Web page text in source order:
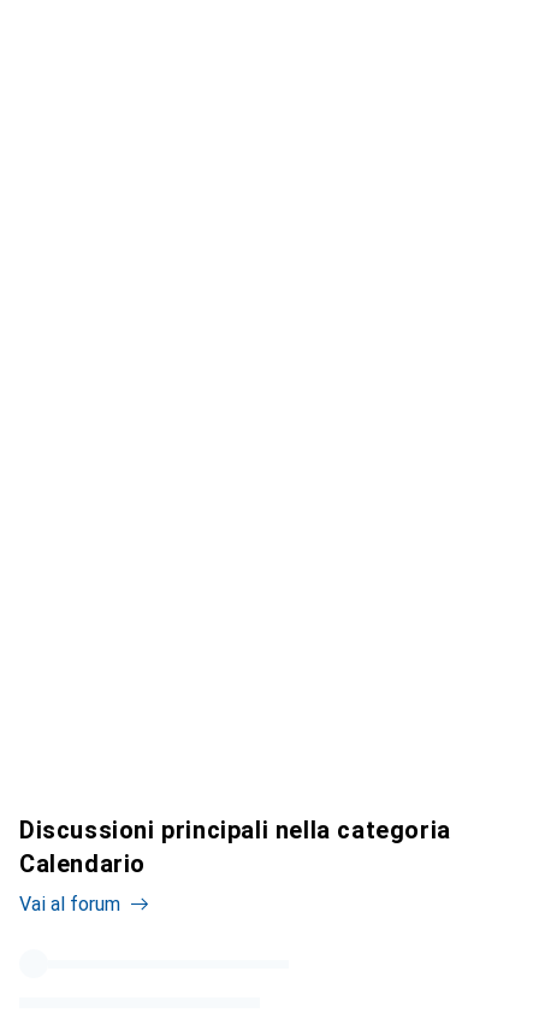
Discussioni principali nella categoria
Calendario
Vai al forum